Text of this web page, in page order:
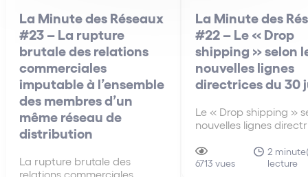
La Minute des Réseaux
#23 – La rupture
brutale des relations
commerciales
imputable à l’ensemble
des membres d’un
même réseau de
distribution
La rupture brutale des
relations commerciales
La Minute des
#22 – Le « Drop
shipping » selon
nouvelles lignes
directrices du 30
Le « Drop shipping »
nouvelles lignes
anciennes lignes
de 2010, les nouvelles
6713 vues
2
lecture